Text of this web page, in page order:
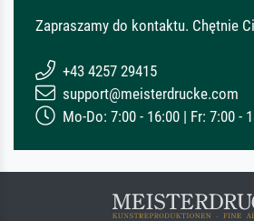
Zapraszamy do kontaktu. Chętnie
+43 4257 29415
support@meisterdrucke.com
Mo-Do: 7:00 - 16:00 | Fr: 7:00 -